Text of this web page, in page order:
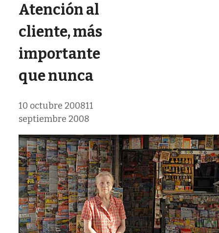
Atención al
cliente, más
importante
que nunca
10 octubre 200811
septiembre 2008